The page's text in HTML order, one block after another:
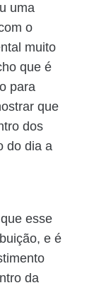
uma
o
muito
que é
para
que
dos
do dia a
esse
e é
da